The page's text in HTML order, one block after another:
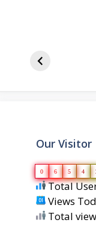
Our Visitor
0 6 5 4
Total
Views
Total